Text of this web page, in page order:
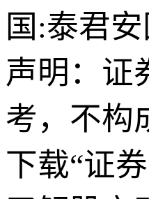
国:泰君
声明：证
考，不构
下载“证